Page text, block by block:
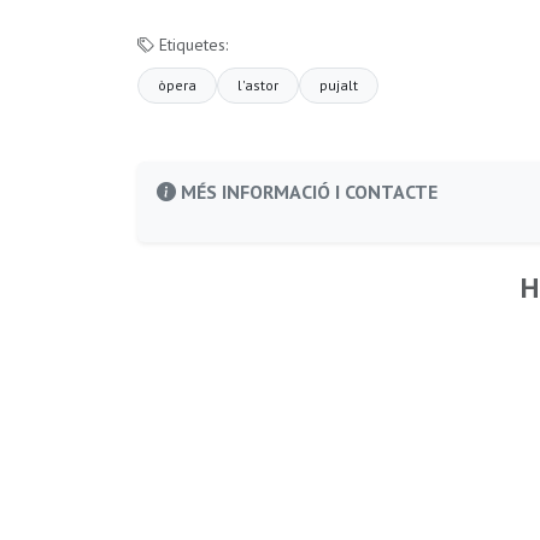
Etiquetes:
òpera l'astor pujalt
MÉS INFORMACIÓ I CONTACTE